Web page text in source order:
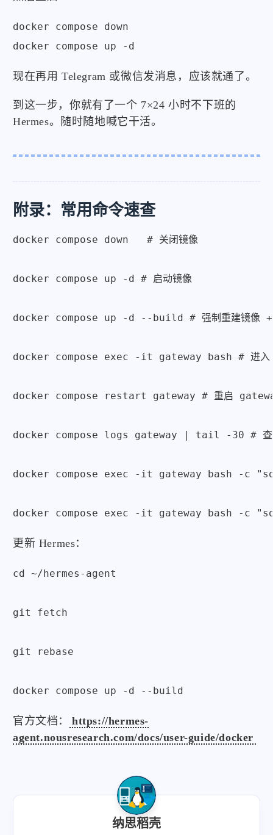
docker compose down
docker compose up -d
现在再用 Telegram 或微信发消息，应该就通了。
到这一步，你就有了一个 7×24 小时不下班的
Hermes。随时随地喊它干活。
附录：常用命令速查
docker compose down   # 关闭镜像
docker compose up -d # 启动镜像
docker compose up -d --build # 强制重建镜像 +
docker compose exec -it gateway bash # 进入
docker compose restart gateway # 重启
docker compose logs gateway | tail -30 # 查
docker compose exec -it gateway bash -c
docker compose exec -it gateway bash -c
更新 Hermes：
cd ~/hermes-agent
git fetch
git rebase
docker compose up -d --build
官方文档：
https://hermes-
agent.nousresearch.com/docs/user-guide/docker
纳思稻壳